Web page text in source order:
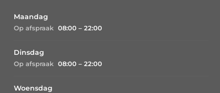
Maandag
Op afspraak 08:00 – 22:00
Dinsdag
Op afspraak 08:00 – 22:00
Woensdag